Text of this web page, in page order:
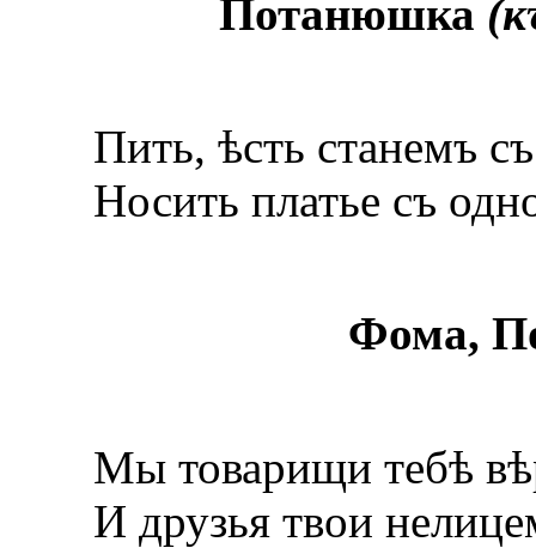
Потанюшка
Пить, ѣсть станемъ
Носить платье съ
Фома,
Мы товарищи тебѣ
И друзья твои